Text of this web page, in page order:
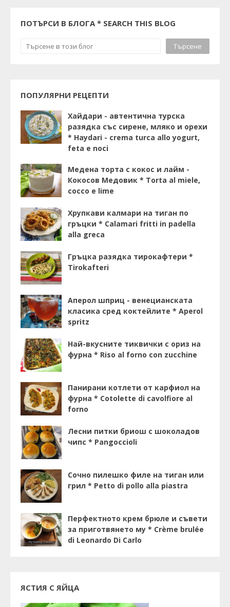
ПОТЪРСИ В БЛОГА * SEARCH THIS BLOG
ПОПУЛЯРНИ РЕЦЕПТИ
Хайдари - автентична турска
разядка със сирене, мляко и орехи
* Haydari - crema turca allo yogurt,
feta e noci
Медена торта с кокос и лайм -
Кокосов Медовик * Torta al miele,
cocco e lime
Хрупкави калмари на тиган по
гръцки * Calamari fritti in padella
alla greca
Гръцка разядка тирокафтери *
Tirokafteri
Аперол шприц - венецианската
класика сред коктейлите * Aperol
spritz
Най-вкусните тиквички с ориз на
фурна * Riso al forno con zucchine
Панирани котлети от карфиол на
фурна * Cotolette di cavolfiore al
forno
Лесни питки бриош с шоколадов
чипс * Pangoccioli
Сочно пилешко филе на тиган или
грил * Petto di pollo alla piastra
Перфектното крем брюле и съвети
за приготвянето му * Crème brulée
di Leonardo Di Carlo
ЯСТИЯ С ЯЙЦА